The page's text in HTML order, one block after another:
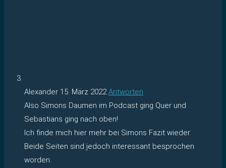
Alexander 15. März 2022 Antworten
Also Simons Daumen im Podcast ging Quer und
Sebastians ging nach oben!
Ich finde mich hier mehr bei Simons Fazit wieder.
Beide Seiten sind jedoch interessant besprochen
worden.